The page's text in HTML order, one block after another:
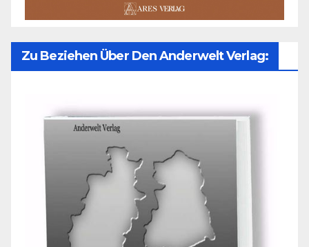
Zu Beziehen Über Den Anderwelt Verlag: